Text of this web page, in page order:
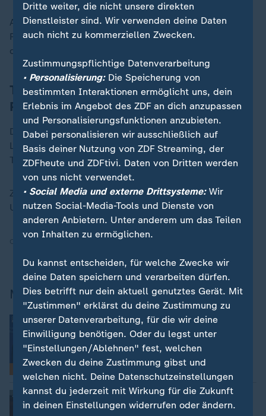
Alle vier Personen an Bord wurden von den
Rettungskräften tot geborgen. Die genauen Gründe
des Absturzes sind bislang unklar.
Trainingsflug ab Luftwaffenstützpunkt
Pohang
Das Flugzeug war kurz vor dem Absturz von einem
Luftwaffenstützpunkt in Pohang zu einer
Trainingsmission aufgebrochen.
Zeugen berichteten, riesige Rauchschwaden nahe dem
Unglücksort gesehen zu haben.
Mehr Nachrichten aus Südkorea
China, Japan, Südkorea
Wie Trump alte Feinde ungewollt
versöhnen könnte
Miriam Steimer, Peking
Neuwahlen stehen bevor
Südkoreas Präsident Yoon des Amtes
Dritte weiter, die nicht unsere direkten
Dienstleister sind. Wir verwenden deine Daten
auch nicht zu kommerziellen Zwecken.
Zustimmungspflichtige Datenverarbeitung
• Personalisierung:Die Speicherung von
bestimmten Interaktionen ermöglicht uns, dein
Erlebnis im Angebot des ZDF an dich anzupassen
und Personalisierungsfunktionen anzubieten.
Dabei personalisieren wir ausschließlich auf
Basis deiner Nutzung von ZDF Streaming, der
ZDFheute und ZDFtivi. Daten von Dritten werden
von uns nicht verwendet.
• Social Media und externe Drittsysteme:Wir
nutzen Social-Media-Tools und Dienste von
anderen Anbietern. Unter anderem um das Teilen
von Inhalten zu ermöglichen.
Du kannst entscheiden, für welche Zwecke wir
deine Daten speichern und verarbeiten dürfen.
Dies betrifft nur dein aktuell genutztes Gerät. Mit
"Zustimmen" erklärst du deine Zustimmung zu
unserer Datenverarbeitung, für die wir deine
Einwilligung benötigen. Oder du legst unter
"Einstellungen/Ablehnen" fest, welchen
Zwecken du deine Zustimmung gibst und
welchen nicht. Deine Datenschutzeinstellungen
kannst du jederzeit mit Wirkung für die Zukunft
in deinen Einstellungen widerrufen oder ändern.